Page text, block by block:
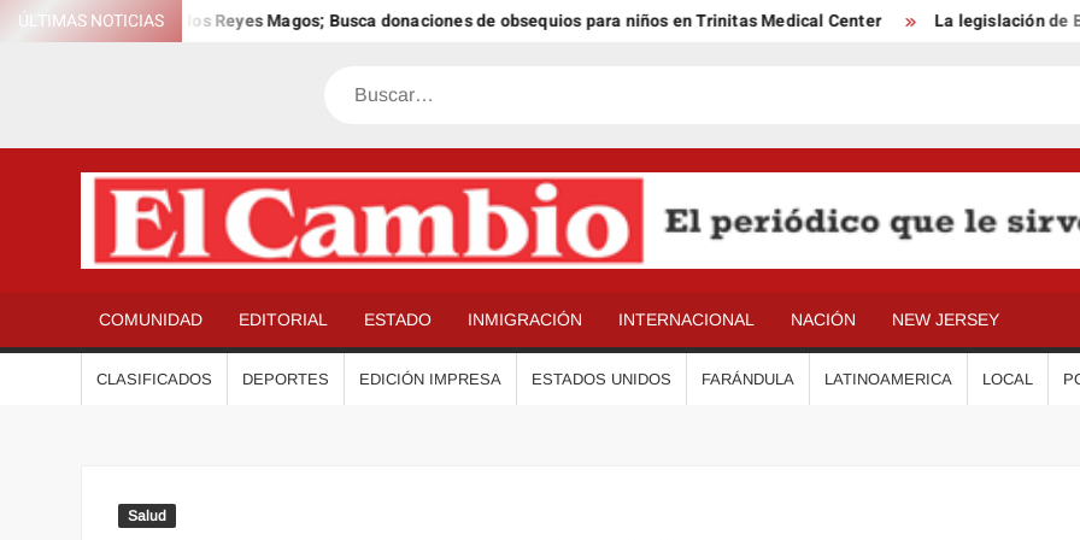
Saltar
ÚLTIMAS NOTICIAS
12º Día Anual de los Reyes Magos; Busca donaciones de obsequios para niños en Trinitas Medical Center La legislación de
Buscar
COMUNIDAD EDITORIAL ESTADO INMIGRACIÓN INTERNACIONAL NACIÓN NEW JERSEY
CLASIFICADOS DEPORTES EDICIÓN IMPRESA ESTADOS UNIDOS FARÁNDULA LATINOAMERICA LOCAL
Salud